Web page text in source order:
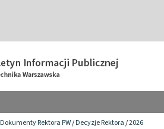
Dokumenty Rektora PW/Decyzje Rektora/2026